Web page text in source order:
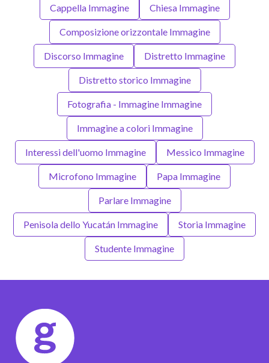
Cappella Immagine Chiesa Immagine
Composizione orizzontale Immagine
Discorso Immagine Distretto Immagine
Distretto storico Immagine
Fotografia - Immagine Immagine
Immagine a colori Immagine
Interessi dell'uomo Immagine Messico Immagine
Microfono Immagine Papa Immagine
Parlare Immagine
Penisola dello Yucatán Immagine Storia Immagine
Studente Immagine